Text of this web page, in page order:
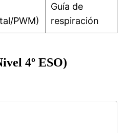
PWM)
Guía de
respiración
4º ESO)